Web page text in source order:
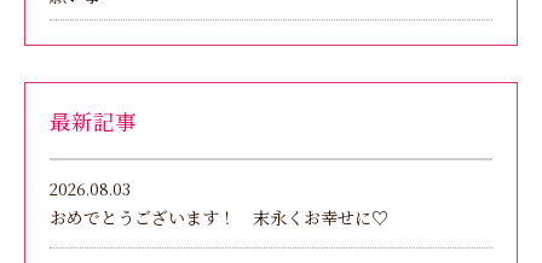
最新記事
2026.08.03
おめでとうございます！ 末永くお幸せに♡